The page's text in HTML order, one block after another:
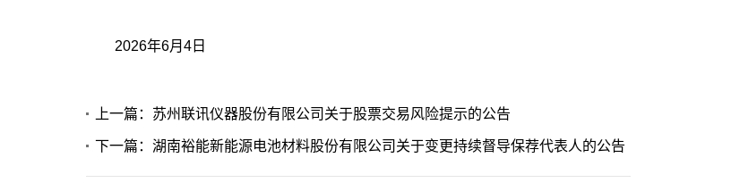
2026年6月4日
上一篇：苏州联讯仪器股份有限公司关于股票交易风险提示的公告
下一篇：湖南裕能新能源电池材料股份有限公司关于变更持续督导保荐代表人的公告